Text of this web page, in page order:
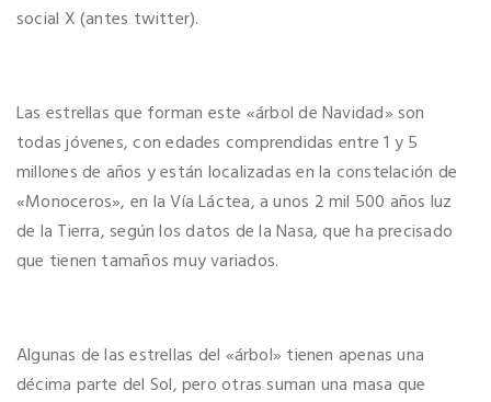
social X (antes twitter).
Las estrellas que forman este «árbol de Navidad» son
todas jóvenes, con edades comprendidas entre 1 y 5
millones de años y están localizadas en la constelación de
«Monoceros», en la Vía Láctea, a unos 2 mil 500 años luz
de la Tierra, según los datos de la Nasa, que ha precisado
que tienen tamaños muy variados.
Algunas de las estrellas del «árbol» tienen apenas una
décima parte del Sol, pero otras suman una masa que